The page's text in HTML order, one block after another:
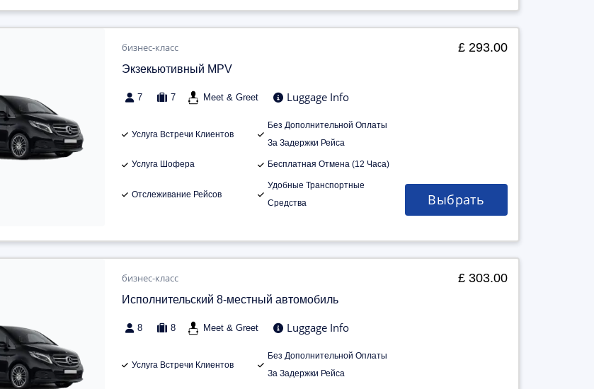
бизнес-класс
Экзекьютивный MPV
7 7 Meet & Greet Luggage Info
Услуга Встречи Клиентов
Без Дополнительной Оплаты
За Задержки Рейса
Услуга Шофера Бесплатная Отмена (12 Часа)
Отслеживание Рейсов
Удобные Транспортные
Средства
£ 293.00
Выбрать
бизнес-класс
Исполнительский 8-местный автомобиль
8 8 Meet & Greet Luggage Info
Услуга Встречи Клиентов
Без Дополнительной Оплаты
За Задержки Рейса
£ 303.00